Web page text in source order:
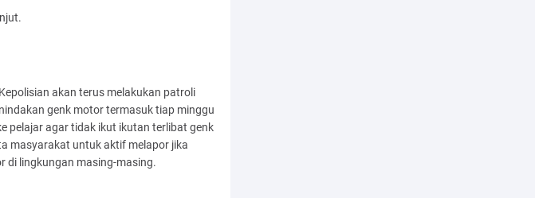
akan terus melakukan patroli
genk motor termasuk tiap minggu
pelajar agar tidak ikut ikutan terlibat genk
masyarakat untuk aktif melapor jika
di lingkungan masing-masing.